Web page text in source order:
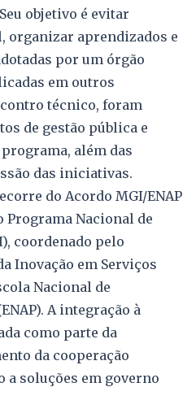
objetivo é evitar
aprendizados e
por um órgão
em outros
técnico, foram
de gestão pública e
além das
das iniciativas.
do Acordo MGI/ENAP
Programa Nacional de
coordenado pelo
Inovação em Serviços
Nacional de
A integração à
como parte da
da cooperação
a soluções em governo